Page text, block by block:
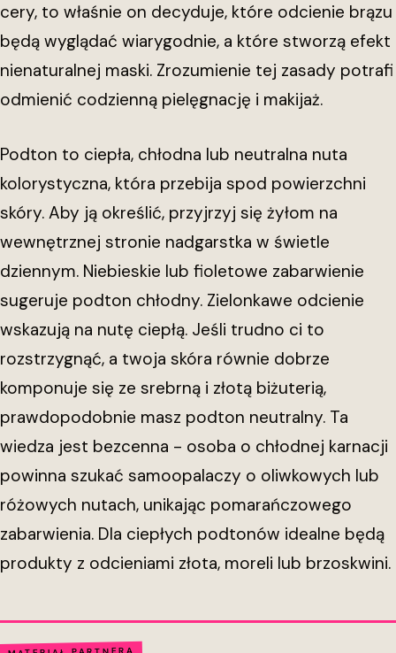
cery, to właśnie on decyduje, które odcienie brązu
będą wyglądać wiarygodnie, a które stworzą efekt
nienaturalnej maski. Zrozumienie tej zasady potrafi
odmienić codzienną pielęgnację i makijaż.
Podton to ciepła, chłodna lub neutralna nuta
kolorystyczna, która przebija spod powierzchni
skóry. Aby ją określić, przyjrzyj się żyłom na
wewnętrznej stronie nadgarstka w świetle
dziennym. Niebieskie lub fioletowe zabarwienie
sugeruje podton chłodny. Zielonkawe odcienie
wskazują na nutę ciepłą. Jeśli trudno ci to
rozstrzygnąć, a twoja skóra równie dobrze
komponuje się ze srebrną i złotą biżuterią,
prawdopodobnie masz podton neutralny. Ta
wiedza jest bezcenna - osoba o chłodnej karnacji
powinna szukać samoopalaczy o oliwkowych lub
różowych nutach, unikając pomarańczowego
zabarwienia. Dla ciepłych podtonów idealne będą
produkty z odcieniami złota, moreli lub brzoskwini.